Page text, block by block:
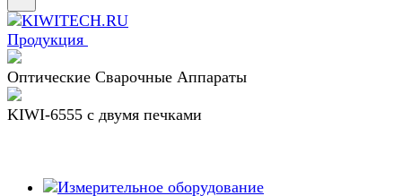
Продукция
Оптические Сварочные Аппараты
KIWI-6555 c двумя печками